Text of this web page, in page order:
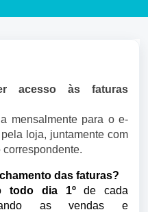
acesso às faturas
mensalmente para o e-
loja, juntamente com
das faturas?
todo dia 1ºde cada
as vendas e